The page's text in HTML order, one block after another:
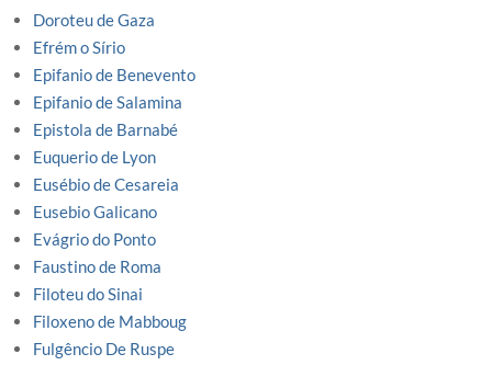
Doroteu de Gaza
Efrém o Sírio
Epifanio de Benevento
Epifanio de Salamina
Epistola de Barnabé
Euquerio de Lyon
Eusébio de Cesareia
Eusebio Galicano
Evágrio do Ponto
Faustino de Roma
Filoteu do Sinai
Filoxeno de Mabboug
Fulgêncio De Ruspe